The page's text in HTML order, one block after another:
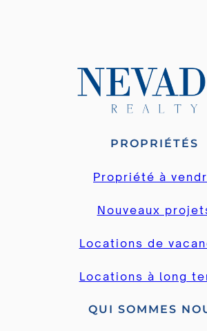
PROPRIÉTÉS
Propriété à
Nouveaux
Locations de
Locations à long
QUI SOMMES